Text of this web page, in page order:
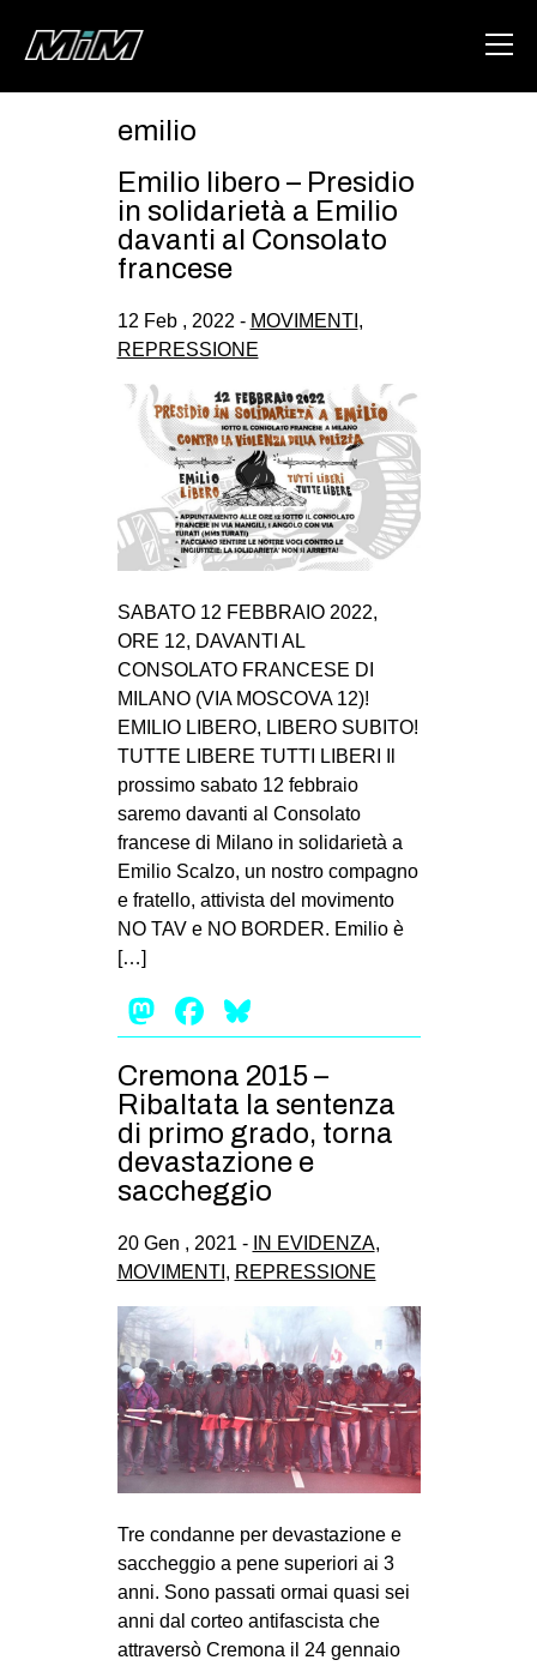
ABOUT
GAZA FREESTYLE
MSM
STUDENTI TSUNAMI
ZAM
MILANO
SPAZI
SPORT POPOLARE
MOVIMENTI
AMBIENTE
ANTIFASCISMO
DIRITTO ALL’ABITARE
GENERI
MIGRAZIONI
REPRESSIONE
CULTURE
ARTE
CINEMA
MUSICA
RECENSIONI
INTERNAZIONALE
AFRICA
AMERICHE
ESTREMO ORIENTE
MEDIO ORIENTE
MONDO
EVENTI
emilio
Emilio libero – Presidio
in solidarietà a Emilio
davanti al Consolato
francese
12 Feb , 2022 - MOVIMENTI ,
REPRESSIONE
SABATO 12 FEBBRAIO 2022,
ORE 12, DAVANTI AL
CONSOLATO FRANCESE DI
MILANO (VIA MOSCOVA 12)!
EMILIO LIBERO, LIBERO SUBITO!
TUTTE LIBERE TUTTI LIBERI Il
prossimo sabato 12 febbraio
saremo davanti al Consolato
francese di Milano in solidarietà a
Emilio Scalzo, un nostro compagno
e fratello, attivista del movimento
NO TAV e NO BORDER. Emilio è
[…]
Mastodon
Facebook
Cremona 2015 –
Ribaltata la sentenza
di primo grado, torna
devastazione e
saccheggio
20 Gen , 2021 - IN EVIDENZA,
MOVIMENTI , REPRESSIONE
Tre condanne per devastazione e
saccheggio a pene superiori ai 3
anni. Sono passati ormai quasi sei
anni dal corteo antifascista che
attraversò Cremona il 24 gennaio